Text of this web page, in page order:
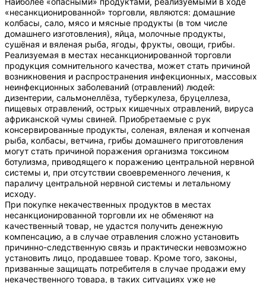
«несанкционированной» торговли, являются: домашние
колбасы, сало, мясо и мясные продукты (в том числе
домашнего изготовления), яйца, молочные продукты,
сушёная и вяленая рыба, ягоды, фрукты, овощи, грибы.
Реализуемая в местах несанкционированной торговли
продукция сомнительного качества, может стать причиной
возникновения и распространения инфекционных, массовых
неинфекционных заболеваний (отравлений) людей:
дизентерии, сальмонеллёза, туберкулеза, бруцеллеза,
пищевых отравлений, острых кишечных отравлений, вируса
африканской чумы свиней. Приобретаемые с рук
консервированные продукты, соленая, вяленая и копченая
рыба, колбасы, ветчина, грибы домашнего приготовления
могут стать причиной поражения организма токсином
ботулизма, приводящего к поражению центральной нервной
системы и, при отсутствии своевременного лечения, к
параличу центральной нервной системы и летальному
исходу.
При покупке некачественных продуктов в местах
несанкционированной торговли их не обменяют на
качественный товар, не удастся получить денежную
компенсацию, а в случае отравления сложно установить
причинно-следственную связь и практически невозможно
установить лицо, продавшее товар. Кроме того, законы,
призванные защищать потребителя в случае продажи ему
некачественного товара, в таких ситуациях уже не